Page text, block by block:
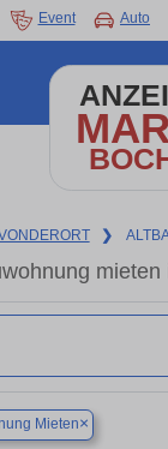
Event Auto
❯
Mieten×